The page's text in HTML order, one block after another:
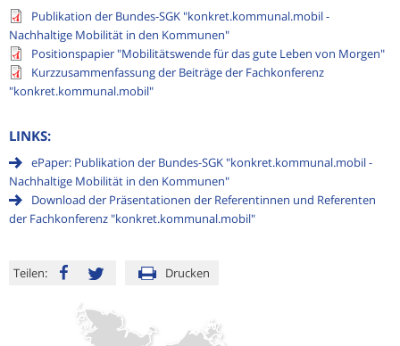
Publikation der Bundes-SGK "konkret.kommunal.mobil -
Nachhaltige Mobilität in den Kommunen"
Positionspapier "Mobilitätswende für das gute Leben von Morgen"
Kurzzusammenfassung der Beiträge der Fachkonferenz
"konkret.kommunal.mobil"
LINKS:
ePaper: Publikation der Bundes-SGK "konkret.kommunal.mobil -
Nachhaltige Mobilität in den Kommunen"
Download der Präsentationen der Referentinnen und Referenten
der Fachkonferenz "konkret.kommunal.mobil"
Teilen: Drucken